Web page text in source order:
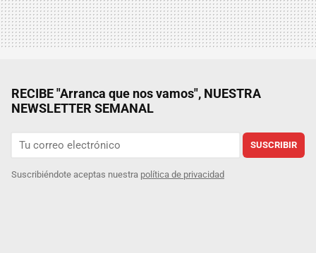
RECIBE "Arranca que nos vamos", NUESTRA
NEWSLETTER SEMANAL
SUSCRIBIR
Suscribiéndote aceptas nuestra política de privacidad